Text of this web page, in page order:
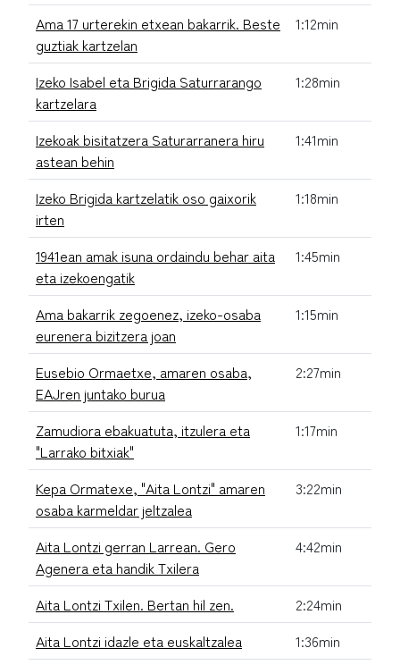
Ama 17 urterekin etxean bakarrik. Beste
guztiak kartzelan
1:12min
Izeko Isabel eta Brigida Saturrarango
kartzelara
1:28min
Izekoak bisitatzera Saturarranera hiru
astean behin
1:41min
Izeko Brigida kartzelatik oso gaixorik
irten
1:18min
1941ean amak isuna ordaindu behar aita
eta izekoengatik
1:45min
Ama bakarrik zegoenez, izeko-osaba
eurenera bizitzera joan
1:15min
Eusebio Ormaetxe, amaren osaba,
EAJren juntako burua
2:27min
Zamudiora ebakuatuta, itzulera eta
"Larrako bitxiak"
1:17min
Kepa Ormatexe, "Aita Lontzi" amaren
osaba karmeldar jeltzalea
3:22min
Aita Lontzi gerran Larrean. Gero
Agenera eta handik Txilera
4:42min
Aita Lontzi Txilen. Bertan hil zen.
2:24min
Aita Lontzi idazle eta euskaltzalea
1:36min